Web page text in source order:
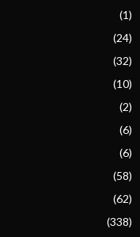
(1)
(24)
(32)
(10)
(2)
(6)
(6)
(58)
(62)
(338)